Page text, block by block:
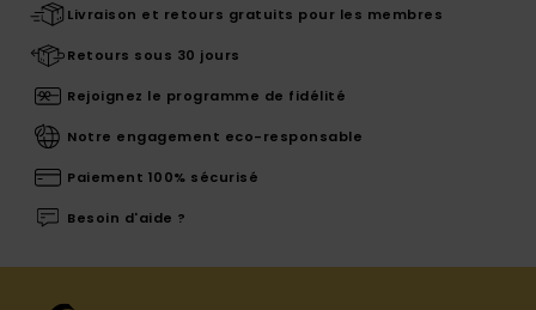
Livraison et retours gratuits pour les membres
Retours sous 30 jours
Rejoignez le programme de fidélité
Notre engagement eco-responsable
Paiement 100% sécurisé
Besoin d'aide ?